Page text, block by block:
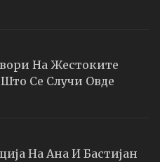
На Жестоките
Се Случи Овде
На Ана И Бастијан